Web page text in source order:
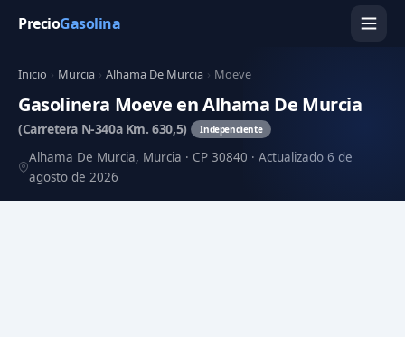
PrecioGasolina
Inicio › Murcia › Alhama De Murcia › Moeve
Gasolinera Moeve en Alhama De Murcia
(Carretera N-340a Km. 630,5) Independiente
Alhama De Murcia, Murcia · CP 30840 · Actualizado 6 de
agosto de 2026